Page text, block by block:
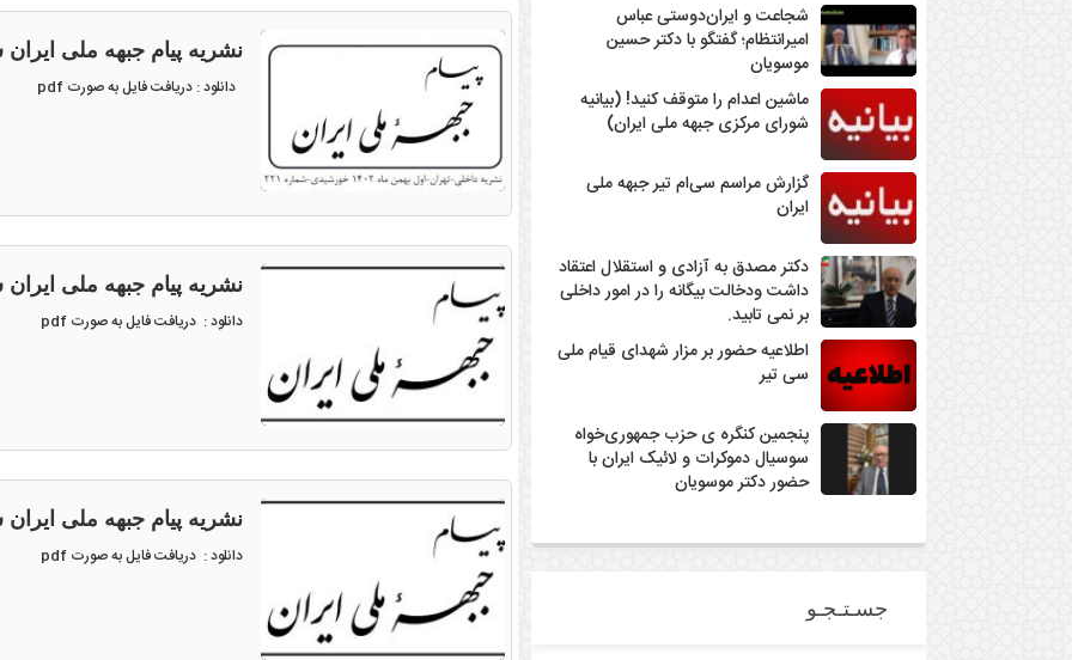
نشریه پیام جبهه ملی ایران شماره ۲۲۱
دانلود : دریافت فایل به صورت pdf
2023-10-10
نشریه پیام جبهه ملی ایران شماره ۲۲۰ مورخ
دانلود : دریافت فایل به صورت pdf
نشریه پیام جبهه ملی ایران شماره ۲۱۹ مورخ
دانلود : دریافت فایل به صورت pdf
شجاعت و ایران‌دوستی عباس
امیرانتظام؛ گفتگو با دکتر حسین
موسویان
ماشین اعدام را متوقف کنید! (بیانیه
شورای مرکزی جبهه ملی ایران)
گزارش مراسم سی‌ام تیر جبهه ملی
ایران
دکتر مصدق به آزادی و استقلال اعتقاد
داشت ودخالت بیگانه را در امور داخلی
بر نمی تابید.
اطلاعیه حضور بر مزار شهدای قیام ملی
سی تیر
پنجمین کنگره ی حزب جمهوری‌خواه
سوسیال دموکرات و لائیک ایران با
حضور دکتر موسویان
جسـتـجـو